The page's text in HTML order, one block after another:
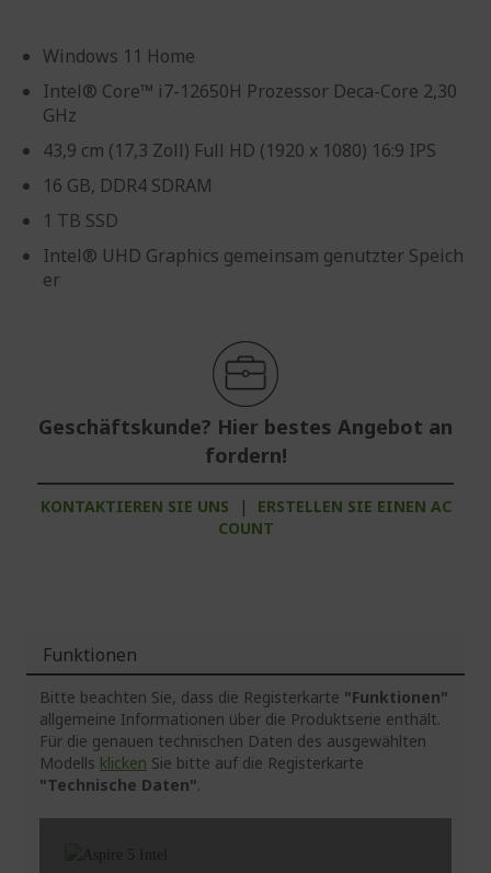
Windows 11 Home
Intel® Core™ i7-12650H Prozessor Deca-Core 2,30
GHz
43,9 cm (17,3 Zoll) Full HD (1920 x 1080) 16:9 IPS
16 GB, DDR4 SDRAM
1 TB SSD
Intel® UHD Graphics gemeinsam genutzter Speich
er
Geschäftskunde? Hier bestes Angebot an
fordern!
KONTAKTIEREN SIE UNS |
ERSTELLEN SIE EINEN AC
COUNT
Funktionen
Bitte beachten Sie, dass die Registerkarte "Funktionen"
allgemeine Informationen über die Produktserie enthält.
Für die genauen technischen Daten des ausgewählten
Modells klicken Sie bitte auf die Registerkarte
"Technische Daten".